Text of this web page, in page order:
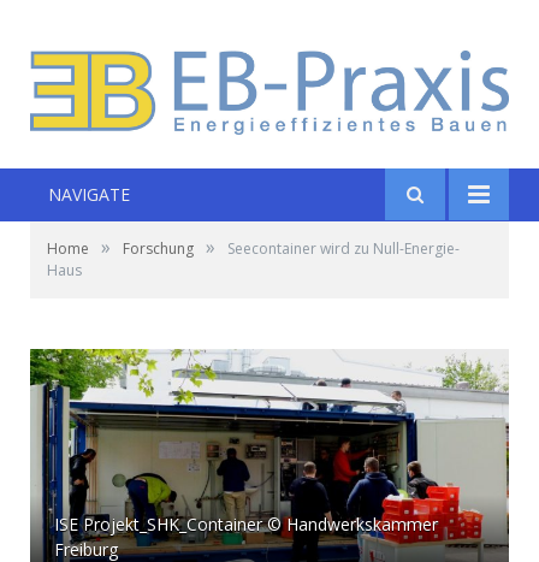
NAVIGATE
Home » Forschung »
Seecontainer wird zu Null-Energie-
Haus
ISE Projekt_SHK_Container © Handwerkskammer
Freiburg